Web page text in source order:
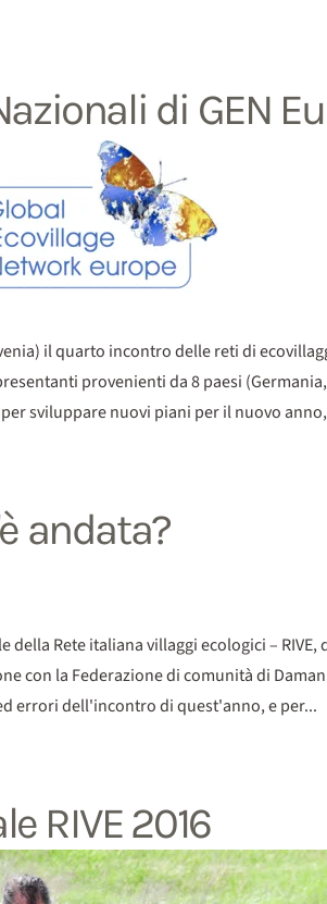
di GEN
il quarto incontro delle reti di
provenienti da 8 paesi
sviluppare nuovi piani per il nuovo
andata?
Rete italiana villaggi ecologici – RIVE,
con la Federazione di comunità di
errori dell'incontro di quest'anno, e per...
RIVE 2016